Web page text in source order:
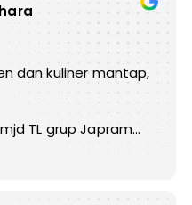
dan kuliner mantap,
TL grup Japram
3 lansia, 4 dewasa, 2